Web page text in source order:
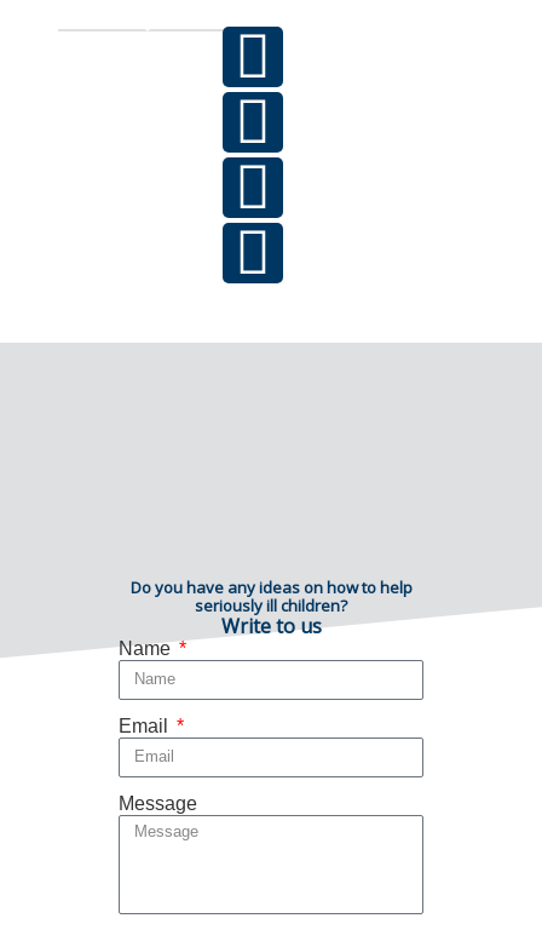
Do you have any ideas on how to help
seriously ill children?
Write to us
Name
Email
Message